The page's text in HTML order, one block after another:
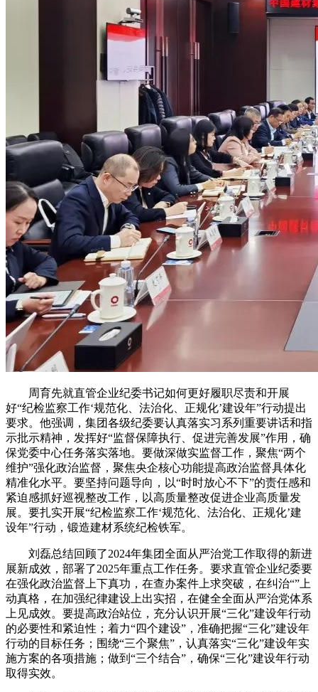
周育先就直管企业纪委书记如何更好履职尽责和开展
好“纪检监察工作‘规范化、法治化、正规化’建设年”行动提出
要求。他强调，集团各级纪委要认真落实习系列重要讲话和指
示批示精神，发挥好“监督保障执行、促进完善发展”作用，确
保党委中心任务落实落地。要做深做实监督工作，聚焦“两个
维护”强化政治监督，聚焦央企核心功能提高政治监督具体化
精准化水平。要坚持问题导向，以“时时放心不下”的责任感和
紧迫感抓好巡视整改工作，以高质量整改促进企业高质量发
展。要扎实开展“纪检监察工作‘规范化、法治化、正规化’建
设年”行动，锻造建材系统纪检铁军。
刘磊总结回顾了2024年集团全面从严治党工作取得的新进
展新成效，部署了2025年重点工作任务。要求直管企业纪委要
在强化政治监督上下真功，在查办案件上求突破，在纠治“”上
动真格，在加强纪律建设上出实招，在健全全面从严治党体系
上见成效。要提高政治站位，充分认识开展“三化”建设年行动
的必要性和紧迫性；着力“四个建设”，准确把握“三化”建设年
行动的目标任务；围绕“三个聚焦”，认真落实“三化”建设年实
施方案的各项措施；做到“三个结合”，确保“三化”建设年行动
取得实效。